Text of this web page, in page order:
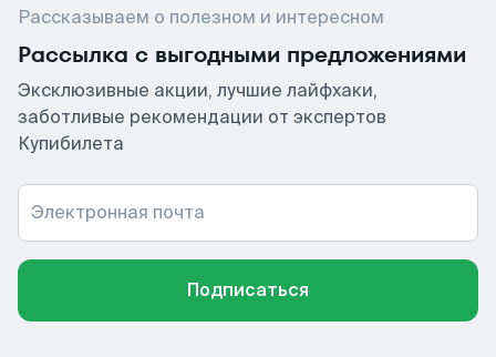
Рассказываем о полезном и интересном
Рассылка с выгодными предложениями
Эксклюзивные акции, лучшие лайфхаки,
заботливые рекомендации от экспертов
Купибилета
Электронная почта
Подписаться